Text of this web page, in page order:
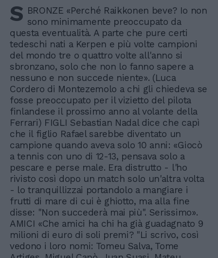
S BRONZE «Perché Raikkonen beve? Io non
sono minimamente preoccupato da
questa eventualità. A parte che pure certi
tedeschi nati a Kerpen e più volte campioni
del mondo tre o quattro volte all'anno si
sbronzano, solo che non lo fanno sapere a
nessuno e non succede niente». (Luca
Cordero di Montezemolo a chi gli chiedeva se
fosse preoccupato per il vizietto del pilota
finlandese il prossimo anno al volante della
Ferrari) FIGLI Sebastian Nadal dice che capì
che il figlio Rafael sarebbe diventato un
campione quando aveva solo 10 anni: «Giocò
a tennis con uno di 12-13, pensava solo a
pescare e perse male. Era distrutto - l'ho
rivisto così dopo un match solo un'altra volta
- lo tranquillizzai portandolo a mangiare i
frutti di mare di cui è ghiotto, ma alla fine
disse: "Non succederà mai più". Serissimo».
AMICI «Che amici ha chi ha già guadagnato 9
milioni di euro di soli premi? "Li scrivo, così
vedono i loro nomi: Tomeu Salva, Tome